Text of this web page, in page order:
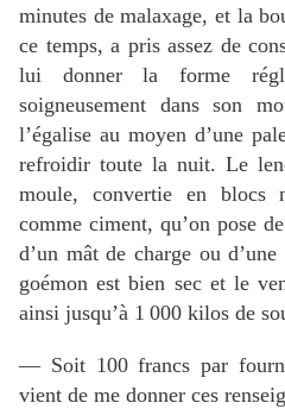
minutes de malaxage, et la
ce temps, a pris assez de
lui donner la forme
soigneusement dans son
l’égalise au moyen d’une
refroidir toute la nuit. Le
moule, convertie en blocs
comme ciment, qu’on pose
d’un mât de charge ou
goémon est bien sec et le
ainsi jusqu’à 1 000 kilos de
— Soit 100 francs par
vient de me donner ces